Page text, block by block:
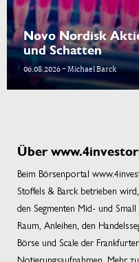
Novo Nordisk
und Schatten
06.08.2026 - Michael Barck
Über
Beim Börsenportal
Stoffels & Barck betrieben
den Segmenten Mid- und
Raum, Anleihen, den
Börse und Scale der